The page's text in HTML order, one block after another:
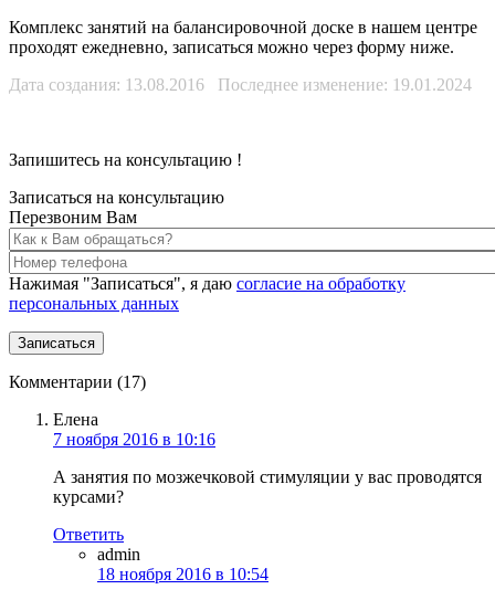
Комплекс занятий на балансировочной доске в нашем центре
проходят ежедневно, записаться можно через форму ниже.
Дата создания: 13.08.2016 Последнее изменение: 19.01.2024
Запишитесь на консультацию !
Записаться на консультацию
Перезвоним Вам
Нажимая "Записаться", я даю согласие на обработку
персональных данных
Комментарии (17)
Елена
7 ноября 2016 в 10:16
А занятия по мозжечковой стимуляции у вас проводятся
курсами?
Ответить
admin
18 ноября 2016 в 10:54